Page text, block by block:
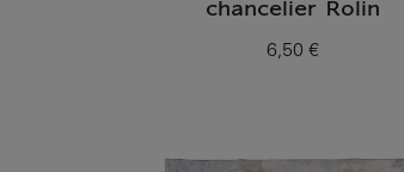
chancelier Rolin
Prix ​​actuel
6,50 €